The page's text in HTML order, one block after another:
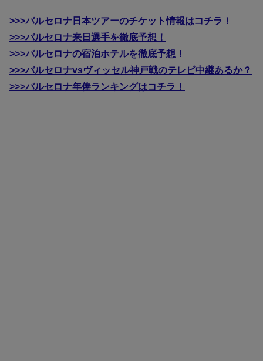
>>>バルセロナ日本ツアーのチケット情報はコチラ！
>>>バルセロナ来日選手を徹底予想！
>>>バルセロナの宿泊ホテルを徹底予想！
>>>バルセロナvsヴィッセル神戸戦のテレビ中継あるか？
>>>バルセロナ年俸ランキングはコチラ！